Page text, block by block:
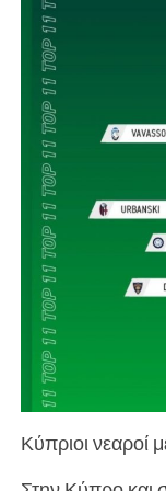
Κύπριοι νεαροί